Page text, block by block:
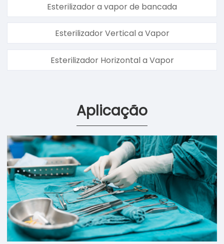
Esterilizador a vapor de bancada
Esterilizador Vertical a Vapor
Esterilizador Horizontal a Vapor
Aplicação